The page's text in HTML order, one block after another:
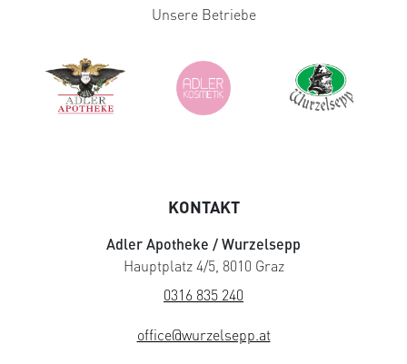
Unsere Betriebe
KONTAKT
Adler Apotheke / Wurzelsepp
Hauptplatz 4/5, 8010 Graz
0316 835 240
office@wurzelsepp.at